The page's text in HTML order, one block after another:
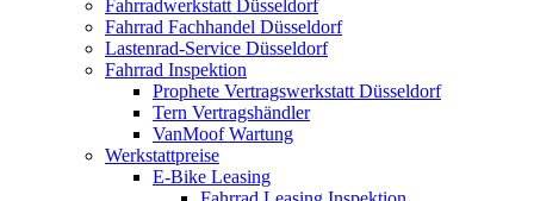
Fahrradwerkstatt Düsseldorf
Fahrrad Fachhandel Düsseldorf
Lastenrad-Service Düsseldorf
Fahrrad Inspektion
Prophete Vertragswerkstatt Düsseldorf
Tern Vertragshändler
VanMoof Wartung
Werkstattpreise
E-Bike Leasing